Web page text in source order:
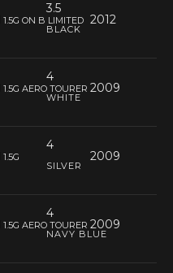
3.5
1.5G ON B LIMITED 2012
BLACK
4
1.5G AERO TOURER 2009
WHITE
4
1.5G 2009
SILVER
4
1.5G AERO TOURER 2009
NAVY BLUE